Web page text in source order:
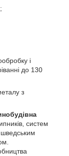
і
до 130
з
систем